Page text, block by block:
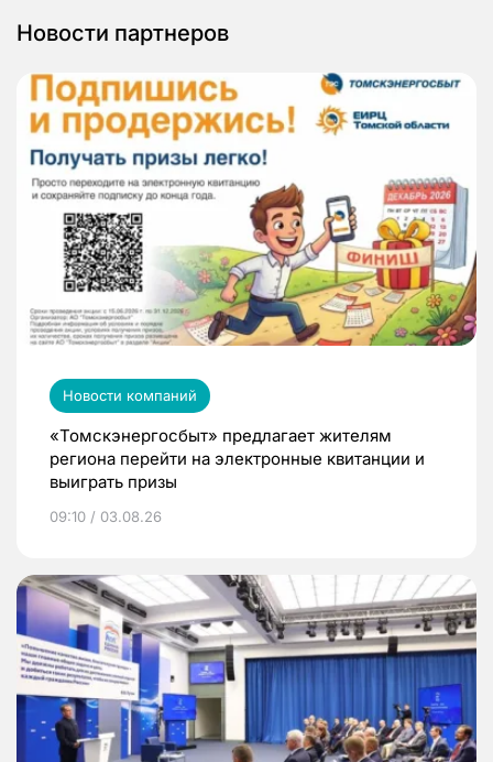
Новости партнеров
Новости компаний
«Томскэнергосбыт» предлагает жителям
региона перейти на электронные квитанции и
выиграть призы
09:10 / 03.08.26